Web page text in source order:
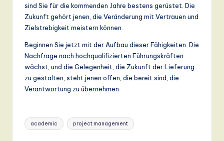
sind Sie für die kommenden Jahre bestens gerüstet. Die
Zukunft gehört jenen, die Veränderung mit Vertrauen und
Zielstrebigkeit meistern können.
Beginnen Sie jetzt mit der Aufbau dieser Fähigkeiten. Die
Nachfrage nach hochqualifizierten Führungskräften
wächst, und die Gelegenheit, die Zukunft der Lieferung
zu gestalten, steht jenen offen, die bereit sind, die
Verantwortung zu übernehmen.
Tags:
academic project management